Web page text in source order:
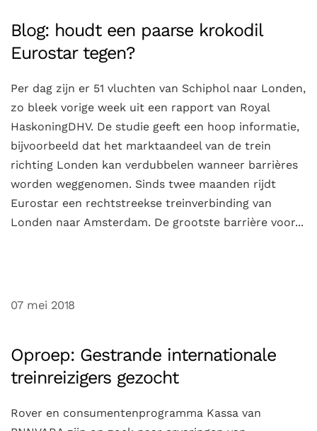
Blog: houdt een paarse krokodil
Eurostar tegen?
Per dag zijn er 51 vluchten van Schiphol naar Londen,
zo bleek vorige week uit een rapport van Royal
HaskoningDHV. De studie geeft een hoop informatie,
bijvoorbeeld dat het marktaandeel van de trein
richting Londen kan verdubbelen wanneer barrières
worden weggenomen. Sinds twee maanden rijdt
Eurostar een rechtstreekse treinverbinding van
Londen naar Amsterdam. De grootste barrière voor...
07 mei 2018
Oproep: Gestrande internationale
treinreizigers gezocht
Rover en consumentenprogramma Kassa van